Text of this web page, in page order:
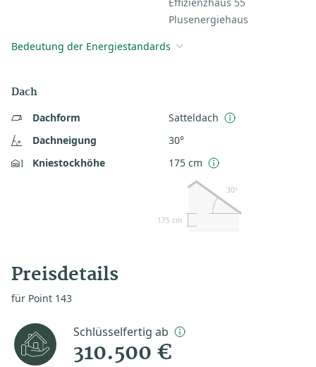
Plusenergiehaus
Bedeutung der Energiestandards
Dach
Dachform
Satteldach
Dachneigung
30°
Kniestockhöhe
175 cm
175 cm
30º
Preisdetails
für Point 143
Schlüsselfertig ab
310.500 €